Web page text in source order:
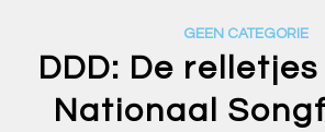
GEEN CATEGORIE
DDD: De
Nationaal